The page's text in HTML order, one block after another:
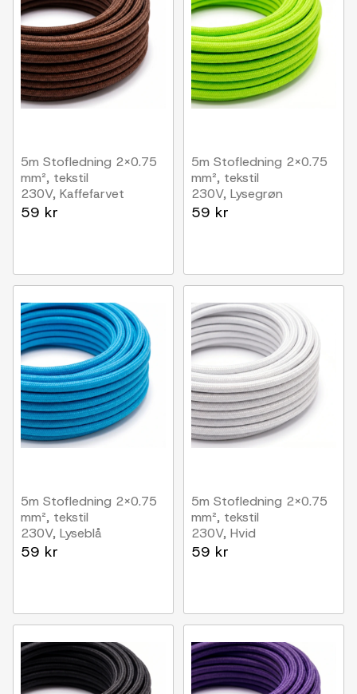
5m Stofledning 2x0.75
mm², tekstil
230V, Kaffefarvet
59 kr
5m Stofledning 2x0.75
mm², tekstil
230V, Lysegrøn
59 kr
5m Stofledning 2x0.75
mm², tekstil
230V, Lyseblå
59 kr
5m Stofledning 2x0.75
mm², tekstil
230V, Hvid
59 kr